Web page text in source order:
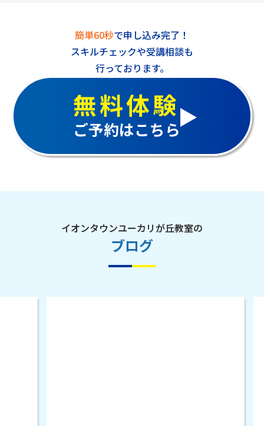
簡単60秒で申し込み完了！
スキルチェックや受講相談も
行っております。
無料体験
ご予約はこちら
イオンタウンユーカリが丘教室の
ブログ